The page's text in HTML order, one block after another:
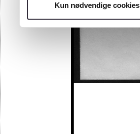
Kun nødvendige cookies